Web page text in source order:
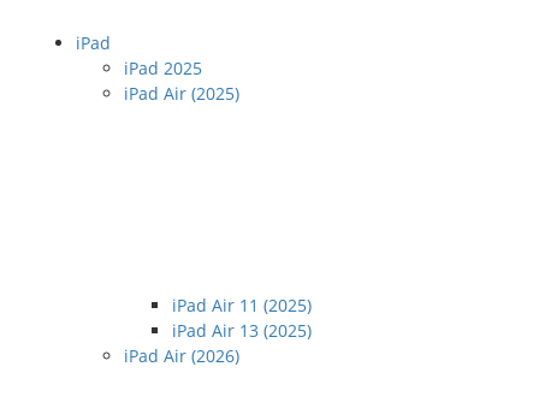
iPad
iPad 2025
iPad Air (2025)
iPad Air 11 (2025)
iPad Air 13 (2025)
iPad Air (2026)